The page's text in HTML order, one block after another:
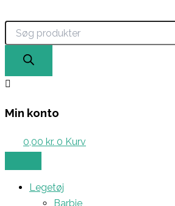
til
indholdet
Min konto
0,00 kr. 0 Kurv
Legetøj
Barbie